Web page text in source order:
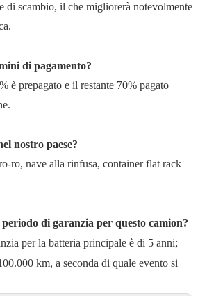
di scambio, il che migliorerà notevolmente
di pagamento?
è prepagato e il restante 70% pagato
nostro paese?
ro, nave alla rinfusa, container flat rack
di garanzia per questo camion?
per la batteria principale è di 5 anni;
km, a seconda di quale evento si